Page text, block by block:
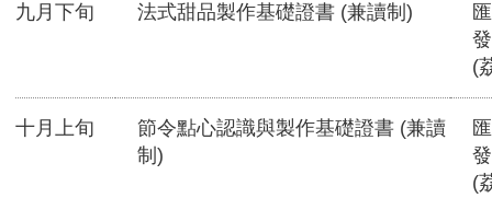
九月下旬 法式甜品製作基礎證書 (兼讀制)
(
十月上旬
節令點心認識與製作基礎證書 (兼讀
制)
(